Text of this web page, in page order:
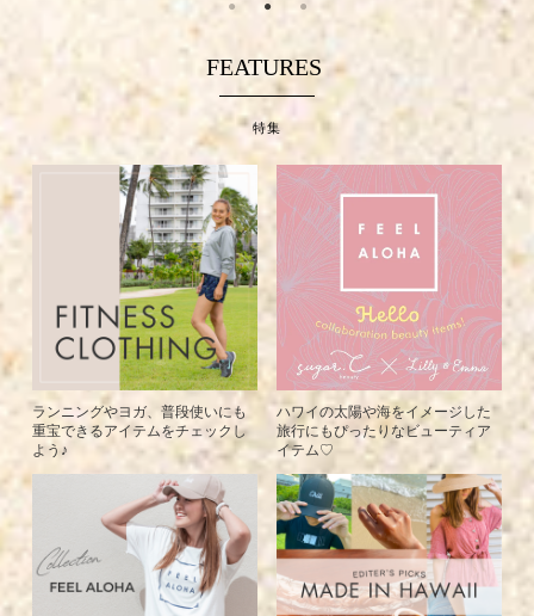
FEATURES
特集
ランニングやヨガ、普段使いにも
重宝できるアイテムをチェックし
よう♪
ハワイの太陽や海をイメージした
旅行にもぴったりなビューティア
イテム♡